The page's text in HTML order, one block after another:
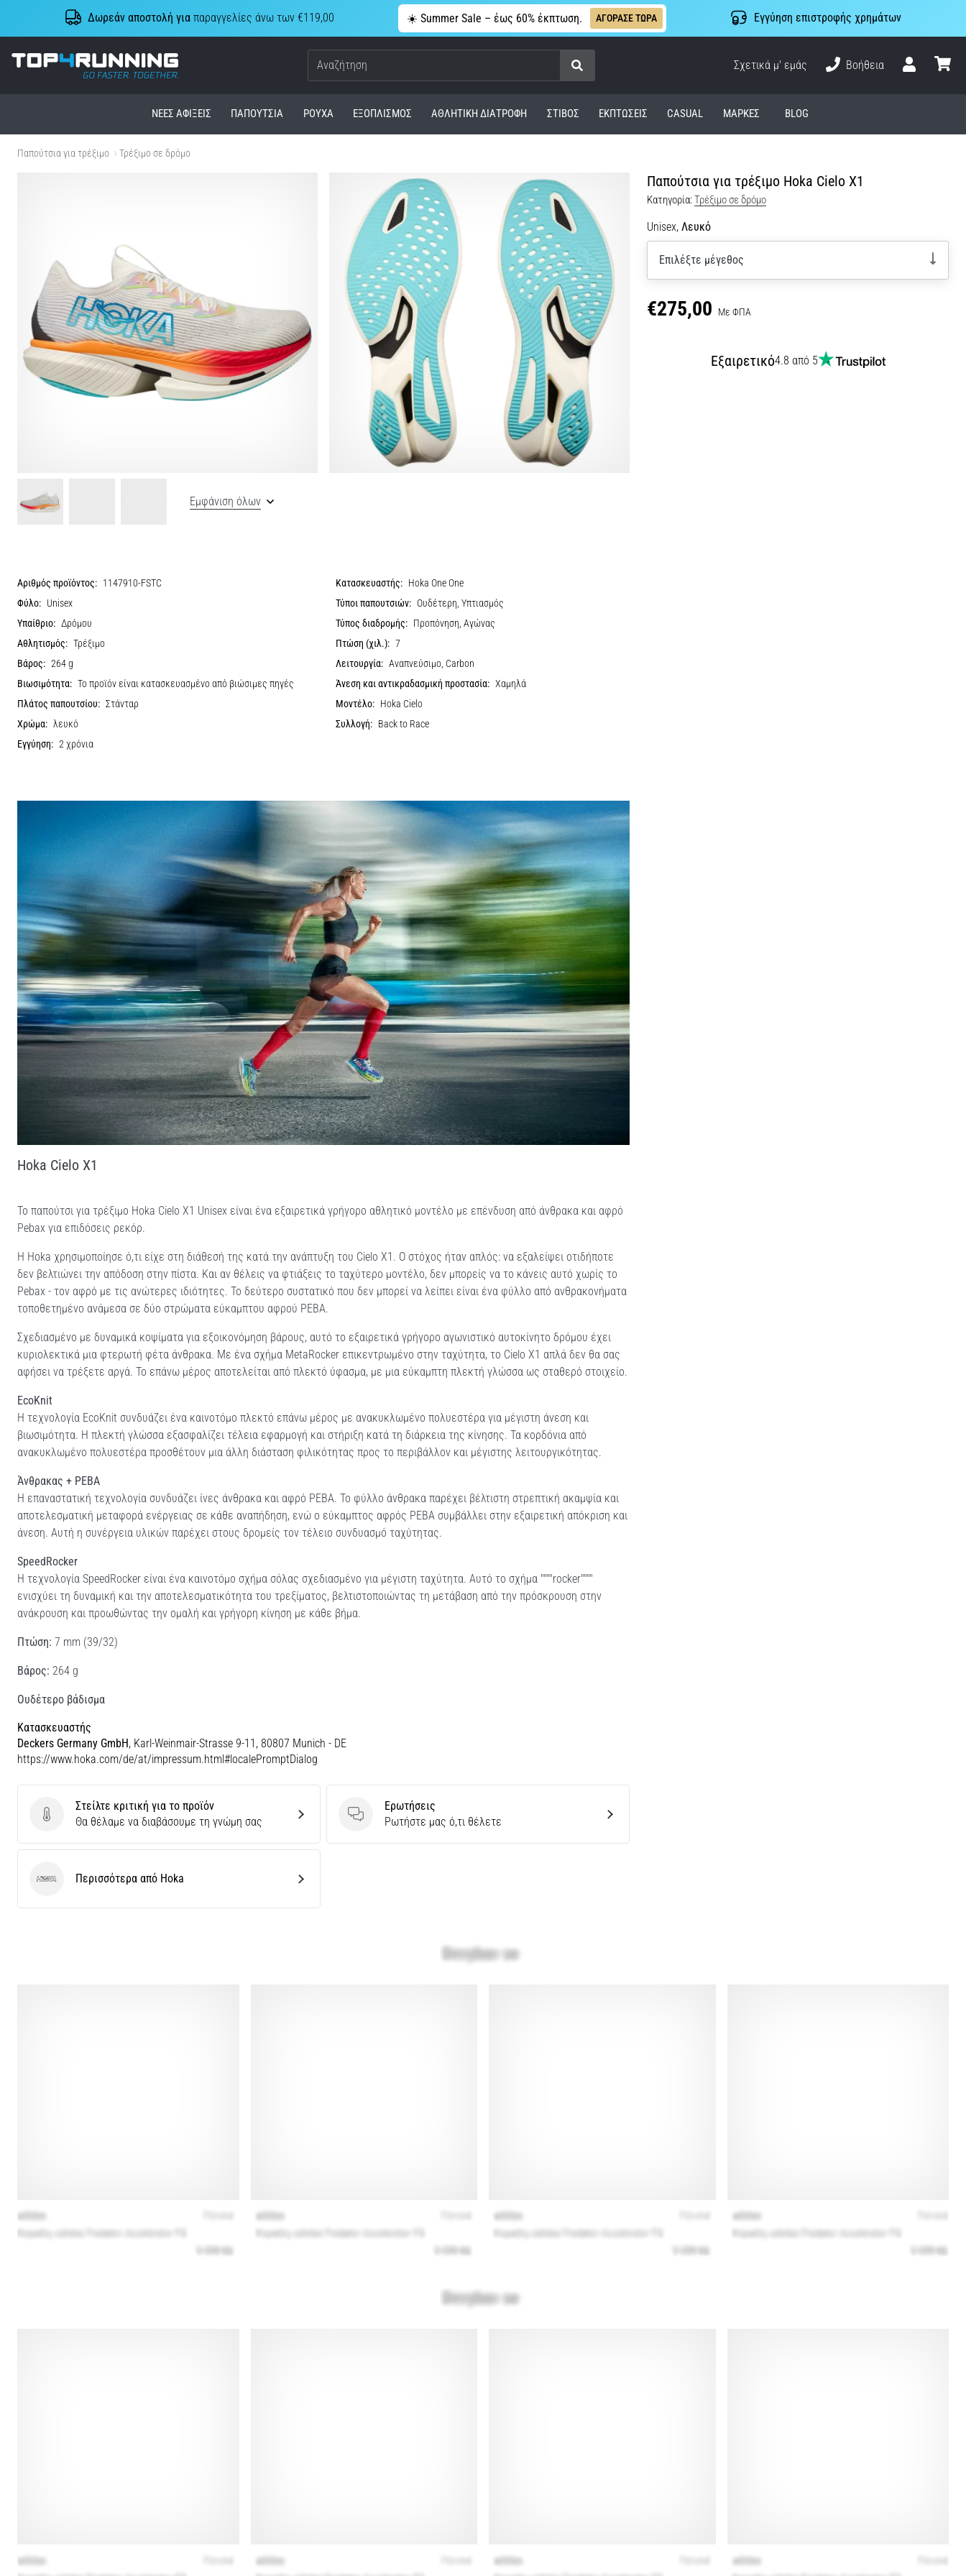
Δωρεάν αποστολή γιαπαραγγελίες άνω των €119,00 ☀️ Summer Sale – έως 60% έκπτωση. ΑΓΟΡΑΣΕ ΤΩΡΑ Εγγύηση επιστροφής χρημάτων
Top4Running.cy
Αναζήτηση
Σχετικά μ' εμάς
Βοήθεια
ΝΈΕΣ ΑΦΊΞΕΙΣ ΠΑΠΟΎΤΣΙΑ ΡΟΎΧΑ ΕΞΟΠΛΙΣΜΌΣ ΑΘΛΗΤΙΚΉ ΔΙΑΤΡΟΦΉ ΣΤΊΒΟΣ ΕΚΠΤΩΣΕΙΣ CASUAL ΜΆΡΚΕΣ BLOG
Παπούτσια για τρέξιμο Τρέξιμο σε δρόμο
Παπούτσια για τρέξιμο Hoka Cielo X1
Κατηγορία:Τρέξιμο σε δρόμο
Unisex, Λευκό
Επιλέξτε μέγεθος
€275,00 Με ΦΠΑ
Εξαιρετικό4.8 από 5
Εμφάνιση όλων
Αριθμός προϊόντος: 1147910-FSTC Κατασκευαστής: Hoka One One
Φύλο: Unisex Τύποι παπουτσιών: Ουδέτερη, Υπτιασμός
Υπαίθριο: Δρόμου Τύπος διαδρομής: Προπόνηση, Αγώνας
Αθλητισμός: Τρέξιμο Πτώση (χιλ.): 7
Βάρος: 264 g Λειτουργία: Αναπνεύσιμο, Carbon
Βιωσιμότητα: Το προϊόν είναι κατασκευασμένο από βιώσιμες πηγές Άνεση και αντικραδασμική προστασία: Χαμηλά
Πλάτος παπουτσίου: Στάνταρ Μοντέλο: Hoka Cielo
Χρώμα: λευκό Συλλογή: Back to Race
Εγγύηση: 2 χρόνια
Hoka Cielo X1
Το παπούτσι για τρέξιμο Hoka Cielo X1 Unisex είναι ένα εξαιρετικά γρήγορο αθλητικό μοντέλο με επένδυση από άνθρακα και αφρό
Pebax για επιδόσεις ρεκόρ.
Η Hoka χρησιμοποίησε ό,τι είχε στη διάθεσή της κατά την ανάπτυξη του Cielo X1. Ο στόχος ήταν απλός: να εξαλείψει οτιδήποτε
δεν βελτιώνει την απόδοση στην πίστα. Και αν θέλεις να φτιάξεις το ταχύτερο μοντέλο, δεν μπορείς να το κάνεις αυτό χωρίς το
Pebax - τον αφρό με τις ανώτερες ιδιότητες. Το δεύτερο συστατικό που δεν μπορεί να λείπει είναι ένα φύλλο από ανθρακονήματα
τοποθετημένο ανάμεσα σε δύο στρώματα εύκαμπτου αφρού PEBA.
Σχεδιασμένο με δυναμικά κοψίματα για εξοικονόμηση βάρους, αυτό το εξαιρετικά γρήγορο αγωνιστικό αυτοκίνητο δρόμου έχει
κυριολεκτικά μια φτερωτή φέτα άνθρακα. Με ένα σχήμα MetaRocker επικεντρωμένο στην ταχύτητα, το Cielo X1 απλά δεν θα σας
αφήσει να τρέξετε αργά. Το επάνω μέρος αποτελείται από πλεκτό ύφασμα, με μια εύκαμπτη πλεκτή γλώσσα ως σταθερό στοιχείο.
EcoKnit
Η τεχνολογία EcoKnit συνδυάζει ένα καινοτόμο πλεκτό επάνω μέρος με ανακυκλωμένο πολυεστέρα για μέγιστη άνεση και
βιωσιμότητα. Η πλεκτή γλώσσα εξασφαλίζει τέλεια εφαρμογή και στήριξη κατά τη διάρκεια της κίνησης. Τα κορδόνια από
ανακυκλωμένο πολυεστέρα προσθέτουν μια άλλη διάσταση φιλικότητας προς το περιβάλλον και μέγιστης λειτουργικότητας.
Άνθρακας + PEBA
Η επαναστατική τεχνολογία συνδυάζει ίνες άνθρακα και αφρό PEBA. Το φύλλο άνθρακα παρέχει βέλτιστη στρεπτική ακαμψία και
αποτελεσματική μεταφορά ενέργειας σε κάθε αναπήδηση, ενώ ο εύκαμπτος αφρός PEBA συμβάλλει στην εξαιρετική απόκριση και
άνεση. Αυτή η συνέργεια υλικών παρέχει στους δρομείς τον τέλειο συνδυασμό ταχύτητας.
SpeedRocker
Η τεχνολογία SpeedRocker είναι ένα καινοτόμο σχήμα σόλας σχεδιασμένο για μέγιστη ταχύτητα. Αυτό το σχήμα """"rocker""""
ενισχύει τη δυναμική και την αποτελεσματικότητα του τρεξίματος, βελτιστοποιώντας τη μετάβαση από την πρόσκρουση στην
ανάκρουση και προωθώντας την ομαλή και γρήγορη κίνηση με κάθε βήμα.
Πτώση: 7 mm (39/32)
Βάρος: 264 g
Ουδέτερο βάδισμα
Κατασκευαστής
Deckers Germany GmbH, Karl-Weinmair-Strasse 9-11, 80807 Munich - DE
https://www.hoka.com/de/at/impressum.html#localePromptDialog
Στείλτε κριτική για το προϊόν
Στείλτε κριτική για το προϊόν
Θα θέλαμε να διαβάσουμε τη γνώμη σας
Ερωτήσεις
Ερωτήσεις
Ρωτήστε μας ό,τι θέλετε
Hoka Περισσότερα από Hoka